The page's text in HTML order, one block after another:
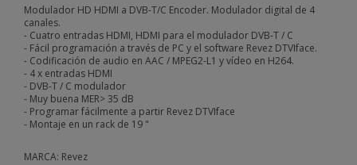
Modulador HD HDMI a DVB-T/C Encoder. Modulador digital de 4
canales.
- Cuatro entradas HDMI, HDMI para el modulador DVB-T / C
- Fácil programación a través de PC y el software Revez DTVIface.
- Codificación de audio en AAC / MPEG2-L1 y vídeo en H264.
- 4 x entradas HDMI
- DVB-T / C modulador
- Muy buena MER> 35 dB
- Programar fácilmente a partir Revez DTVIface
- Montaje en un rack de 19 "
MARCA: Revez